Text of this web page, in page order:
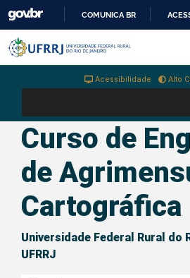
COMUNICA BR
Pular barra institucional
Barra
Alto
Acessibilidade
Curso de
de
Cartográfica
Universidade Federal Rural do
UFRRJ